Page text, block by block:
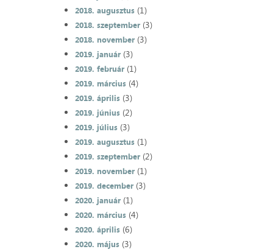
2018. augusztus(1)
2018. szeptember(3)
2018. november(3)
2019. január(3)
2019. február(1)
2019. március(4)
2019. április(3)
2019. június(2)
2019. július(3)
2019. augusztus(1)
2019. szeptember(2)
2019. november(1)
2019. december(3)
2020. január(1)
2020. március(4)
2020. április(6)
2020. május(3)